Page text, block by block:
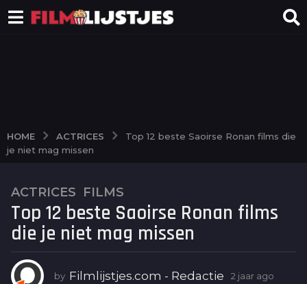
HOME ACTRICES
Top 12 beste Saoirse Ronan films die
je niet mag missen
2
j
a
a
ACTRICES ,FILMS
Top 12 beste Saoirse Ronan films
die je niet mag missen
by Filmlijstjes.com - Redactie 2 jaar ago